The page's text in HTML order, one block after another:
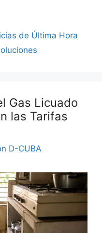
de Última Hora
Gas Licuado
las Tarifas
D-CUBA